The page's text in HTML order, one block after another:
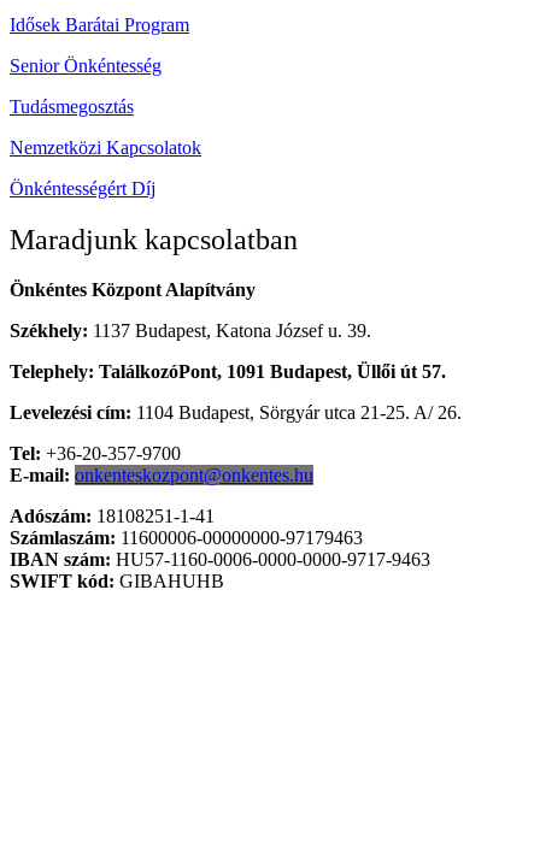
Idősek Barátai Program
Senior Önkéntesség
Tudásmegosztás
Nemzetközi Kapcsolatok
Önkéntességért Díj
Maradjunk kapcsolatban
Önkéntes Központ Alapítvány
Székhely: 1137 Budapest, Katona József u. 39.
Telephely: TalálkozóPont, 1091 Budapest, Üllői út 57.
Levelezési cím: 1104 Budapest, Sörgyár utca 21-25. A/ 26.
Tel: +36-20-357-9700
E-mail: onkenteskozpont@onkentes.hu
Adószám: 18108251-1-41
Számlaszám: 11600006-00000000-97179463
IBAN szám: HU57-1160-0006-0000-0000-9717-9463
SWIFT kód: GIBAHUHB